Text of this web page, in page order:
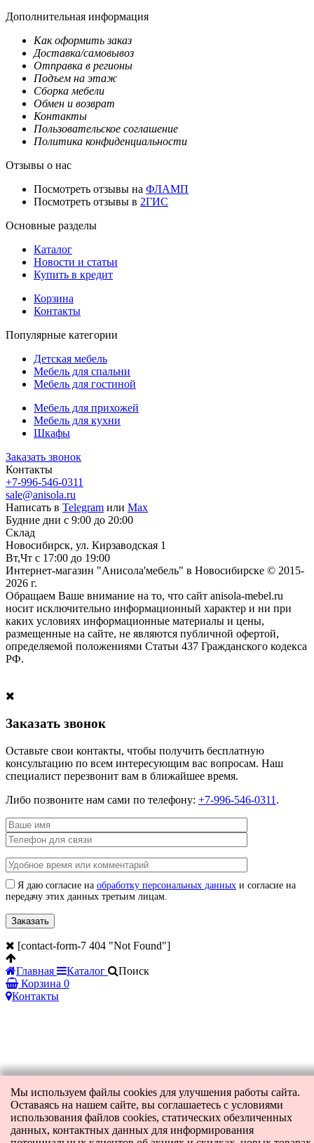
Дополнительная информация
Как оформить заказ
Доставка/самовывоз
Отправка в регионы
Подъем на этаж
Сборка мебели
Обмен и возврат
Контакты
Пользовательское соглашение
Политика конфиденциальности
Отзывы о нас
Посмотреть отзывы на ФЛАМП
Посмотреть отзывы в 2ГИС
Основные разделы
Каталог
Новости и статьи
Купить в кредит
Корзина
Контакты
Популярные категории
Детская мебель
Мебель для спальни
Мебель для гостиной
Мебель для прихожей
Мебель для кухни
Шкафы
Заказать звонок
Контакты
+7-996-546-0311
sale@anisola.ru
Написать в Telegram или Max
Будние дни с 9:00 до 20:00
Склад
Новосибирск, ул. Кирзаводская 1
Вт,Чт с 17:00 до 19:00
Интернет-магазин "Анисола'мебель" в Новосибирске © 2015-
2026 г.
Обращаем Ваше внимание на то, что сайт anisola-mebel.ru
носит исключительно информационный характер и ни при
каких условиях информационные материалы и цены,
размещенные на сайте, не являются публичной офертой,
определяемой положениями Статьи 437 Гражданского кодекса
РФ.
Заказать звонок
Оставьте свои контакты, чтобы получить бесплатную
консультацию по всем интересующим вас вопросам. Наш
специалист перезвонит вам в ближайшее время.
Либо позвоните нам сами по телефону: +7-996-546-0311 .
Я даю согласие на обработку персональных данных и согласие на
передачу этих данных третьим лицам.
[contact-form-7 404 "Not Found"]
Главная Каталог
Поиск
Корзина 0
Контакты
Мы используем файлы cookies для улучшения работы сайта.
Оставаясь на нашем сайте, вы соглашаетесь с условиями
использования файлов cookies, статических обезличенных
данных, контактных данных для информирования